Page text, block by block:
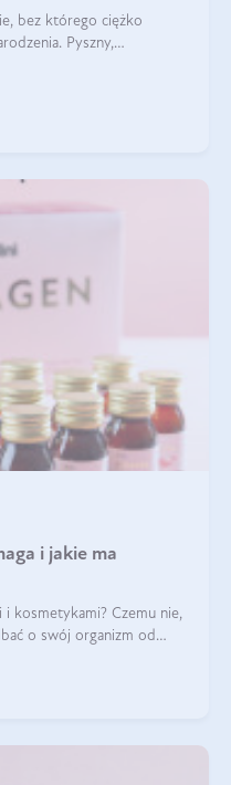
bez którego ciężko
Pyszny,
i jakie ma
kosmetykami? Czemu nie,
o swój organizm od